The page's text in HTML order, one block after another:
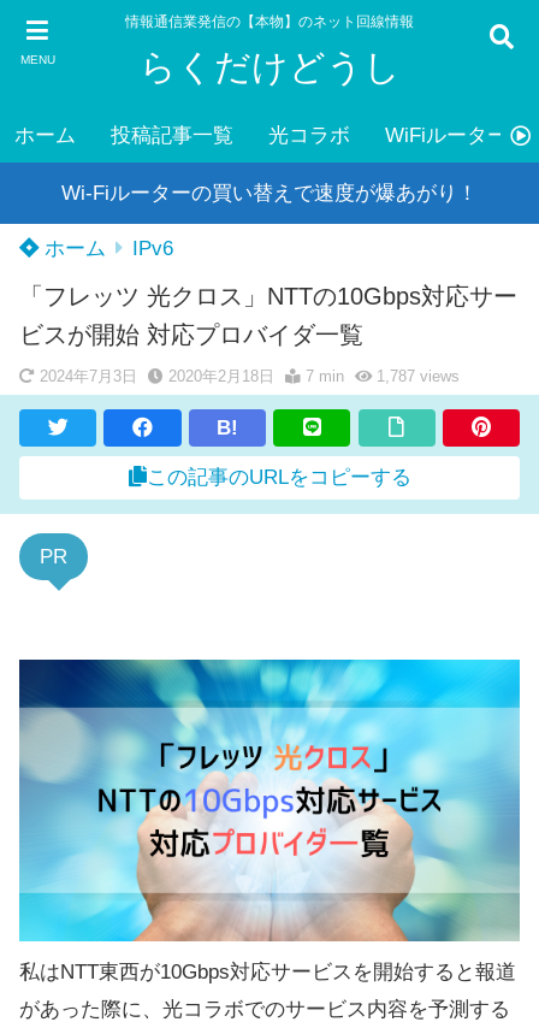
MENU
情報通信業発信の【本物】のネット回線情報
らくだけどうし
ホーム 投稿記事一覧 光コラボ WiFiルーター
Wi-Fiルーターの買い替えで速度が爆あがり！
ホーム IPv6
「フレッツ 光クロス」NTTの10Gbps対応サー
ビスが開始 対応プロバイダ一覧
2024年7月3日 2020年2月18日 7 min 1,787 views
B!
この記事のURLをコピーする
PR
私はNTT東西が10Gbps対応サービスを開始すると報道
があった際に、光コラボでのサービス内容を予測する